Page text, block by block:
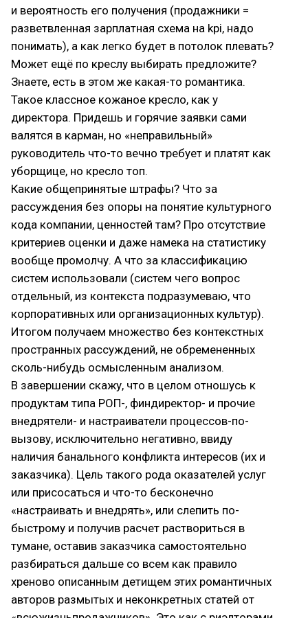
и вероятность его получения (продажники =
разветвленная зарплатная схема на kpi, надо
понимать), а как легко будет в потолок плевать?
Может ещё по креслу выбирать предложите?
Знаете, есть в этом же какая-то романтика.
Такое классное кожаное кресло, как у
директора. Придешь и горячие заявки сами
валятся в карман, но «неправильный»
руководитель что-то вечно требует и платят как
уборщице, но кресло топ.
Какие общепринятые штрафы? Что за
рассуждения без опоры на понятие культурного
кода компании, ценностей там? Про отсутствие
критериев оценки и даже намека на статистику
вообще промолчу. А что за классификацию
систем использовали (систем чего вопрос
отдельный, из контекста подразумеваю, что
корпоративных или организационных культур).
Итогом получаем множество без контекстных
пространных рассуждений, не обремененных
сколь-нибудь осмысленным анализом.
В завершении скажу, что в целом отношусь к
продуктам типа РОП-, финдиректор- и прочие
внедрятели- и настраиватели процессов-по-
вызову, исключительно негативно, ввиду
наличия банального конфликта интересов (их и
заказчика). Цель такого рода оказателей услуг
или присосаться и что-то бесконечно
«настраивать и внедрять», или слепить по-
быстрому и получив расчет раствориться в
тумане, оставив заказчика самостоятельно
разбираться дальше со всем как правило
хреново описанным детищем этих романтичных
авторов размытых и неконкретных статей от